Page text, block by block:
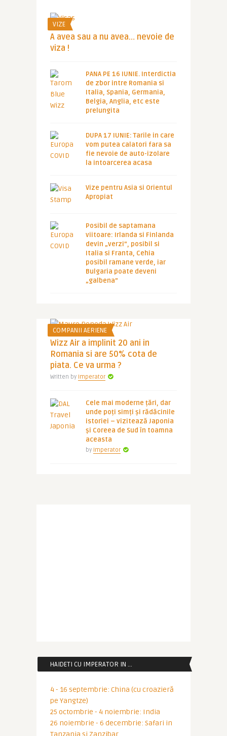
VIZE
A avea sau a nu avea… nevoie de
viza !
PANA PE 16 IUNIE. Interdictia
de zbor intre Romania si
Italia, Spania, Germania,
Belgia, Anglia, etc este
prelungita
DUPA 17 IUNIE: Tarile in care
vom putea calatori fara sa
fie nevoie de auto-izolare
la intoarcerea acasa
Vize pentru Asia si Orientul
Apropiat
Posibil de saptamana
viitoare: Irlanda si Finlanda
devin „verzi”, posibil si
Italia si Franta, Cehia
posibil ramane verde, iar
Bulgaria poate deveni
„galbena”
COMPANII AERIENE
Wizz Air a implinit 20 ani in
Romania si are 50% cota de
piata. Ce va urma ?
Written by Imperator
Cele mai moderne țări, dar
unde poți simți și rădăcinile
istoriei – vizitează Japonia
și Coreea de Sud în toamna
aceasta
by Imperator
HAIDETI CU IMPERATOR IN …
4 - 16 septembrie: China (cu croazieră
pe Yangtze)
25 octombrie - 4 noiembrie: India
26 noiembrie - 6 decembrie: Safari in
Tanzania si Zanzibar